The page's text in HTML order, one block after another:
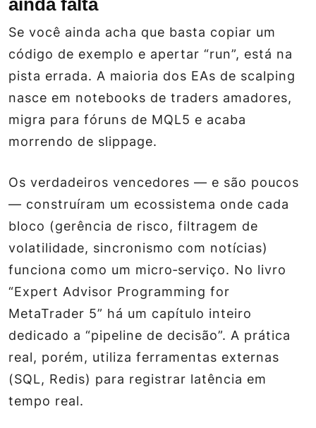
ainda falta
Se você ainda acha que basta copiar um
código de exemplo e apertar “run”, está na
pista errada. A maioria dos EAs de scalping
nasce em notebooks de traders amadores,
migra para fóruns de MQL5 e acaba
morrendo de slippage.
Os verdadeiros vencedores — e são poucos
— construíram um ecossistema onde cada
bloco (gerência de risco, filtragem de
volatilidade, sincronismo com notícias)
funciona como um micro‑serviço. No livro
“Expert Advisor Programming for
MetaTrader 5” há um capítulo inteiro
dedicado a “pipeline de decisão”. A prática
real, porém, utiliza ferramentas externas
(SQL, Redis) para registrar latência em
tempo real.